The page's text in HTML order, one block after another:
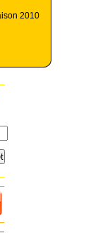
2010